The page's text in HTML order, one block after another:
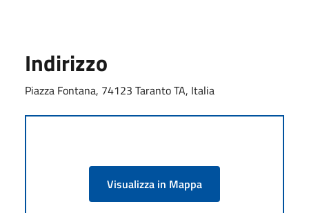
Indirizzo
Piazza Fontana, 74123 Taranto TA, Italia
Visualizza in Mappa